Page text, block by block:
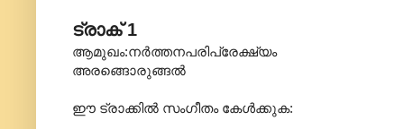
ട്രാക് 1
ആമുഖം:നർത്തനപരിപ്രേക്ഷ്യം
അരങ്ങൊരുങ്ങൽ
ഈ ട്രാക്കിൽ സംഗീതം കേൾക്കുക: